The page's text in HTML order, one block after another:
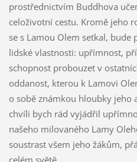
prostřednictvím Buddhova
celoživotní cestu. Kromě jeho
se s Lamou Olem setkal, bude
lidské vlastnosti: upřímnost,
schopnost probouzet v
oddanost, kterou k Lamovi
o sobě známkou hloubky jeho
chvíli bych rád vyjádřil
našeho milovaného Lamy
soustrast všem jeho žákům,